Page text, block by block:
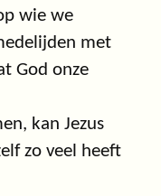
wie we
met
God onze
kan Jezus
zo veel heeft